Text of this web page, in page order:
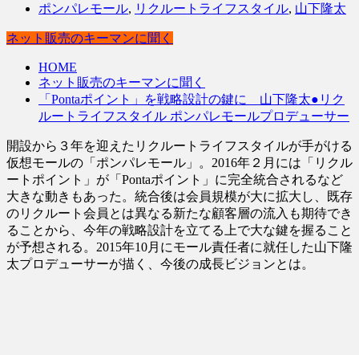
ポンパレモール, リクルートライフスタイル, 山下隆太
ネット販売のキーマンに聞く
HOME
ネット販売のキーマンに聞く
「Pontaポイント」を戦略設計の鍵に 山下隆太●リク
ルートライフスタイル ポンパレモールプロデューサー
開設から３年を迎えたリクルートライフスタイルが手がける
仮想モールの「ポンパレモール」。2016年２月には「リクル
ートポイント」が「Pontaポイント」に完全統合されるなど
大きな動きもあった。統合後は会員規模が大に拡大し、既存
のリクルート会員とは異なる新たな顧客層の流入も期待でき
ることから、今年の戦略設計を立てる上で大な鍵を握ること
が予想される。2015年10月にモール責任者に就任した山下隆
太プロデューサーが描く、今後の成長ビジョンとは。